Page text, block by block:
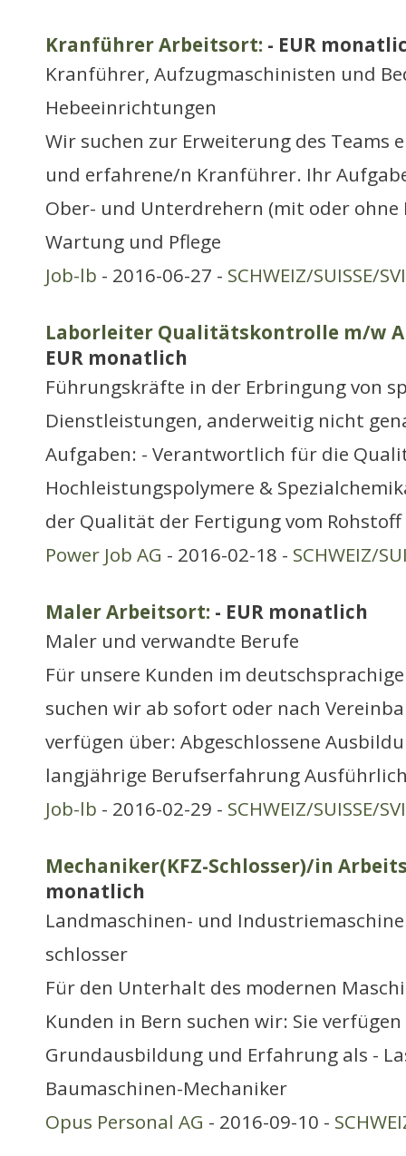
Kranführer Arbeitsort: - EUR
Kranführer, Aufzugmaschinisten und
Hebeeinrichtungen
Wir suchen zur Erweiterung des Teams
und erfahrene/n Kranführer. Ihr
Ober- und Unterdrehern (mit oder ohne
Wartung und Pflege
Job-lb - 2016-06-27 - SCHWEIZ/SUISSE/
Laborleiter Qualitätskontrolle m/w
EUR monatlich
Führungskräfte in der Erbringung von
Dienstleistungen, anderweitig nicht
Aufgaben: - Verantwortlich für die
Hochleistungspolymere &
der Qualität der Fertigung vom
Power Job AG - 2016-02-18 - SCHWEIZ/
Maler Arbeitsort: - EUR monatlich
Maler und verwandte Berufe
Für unsere Kunden im
suchen wir ab sofort oder nach
verfügen über: Abgeschlossene
langjährige Berufserfahrung
Job-lb - 2016-02-29 - SCHWEIZ/SUISSE/
Mechaniker(KFZ-Schlosser)/in
monatlich
Landmaschinen- und
schlosser
Für den Unterhalt des modernen
Kunden in Bern suchen wir: Sie
Grundausbildung und Erfahrung als -
Baumaschinen-Mechaniker
Opus Personal AG - 2016-09-10 -